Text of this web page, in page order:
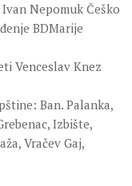
Nepomuk Češko
BDMarije
Venceslav Knez
Ban. Palanka,
Izbište,
Vračev Gaj,